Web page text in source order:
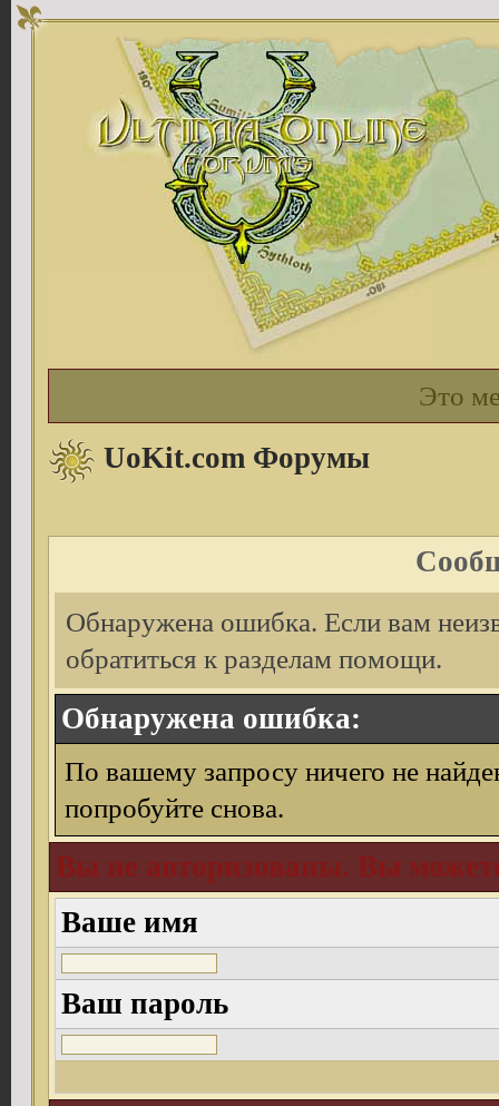
Это
UoKit.com Форумы
Обнаружена ошибка. Если вам
обратиться к разделам помощи.
Обнаружена ошибка:
По вашему запросу ничего не
попробуйте снова.
Вы не авторизованы. Вы
Ваше имя
Ваш пароль